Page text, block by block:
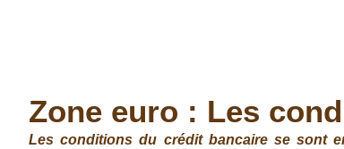
Zone euro : Les
Les conditions du crédit bancaire se sont